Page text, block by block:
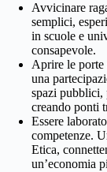
Avvicinare
semplici,
in scuole e
consapevole.
Aprire le porte
una
spazi pubblici,
creando ponti
Essere
competenze.
Etica,
un’economia